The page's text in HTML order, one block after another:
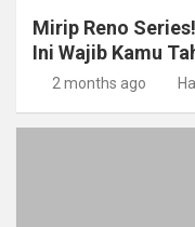
Mirip Reno
Ini Wajib Kamu
2 months ago